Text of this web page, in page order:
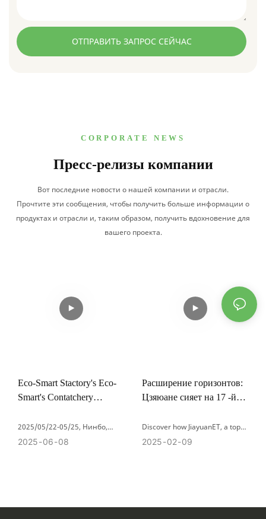
ОТПРАВИТЬ ЗАПРОС СЕЙЧАС
CORPORATE NEWS
Пресс-релизы компании
Вот последние новости о нашей компании и отрасли.
Прочтите эти сообщения, чтобы получить больше информации о
продуктах и отрасли и, таким образом, получить вдохновение для
вашего проекта.
Eco-Smart Stactory's Eco-
Smart's Contatchery
китайской выставке Expo
2025/05/22-05/25, Нинбо,
Китай –
2025 06 08
Расширение горизонтов:
Цзяюане сияет на 17 -й
торговой выставке 2024
Discover how JiayuanET, a top
manufacturer of custom paper
2025 02 09